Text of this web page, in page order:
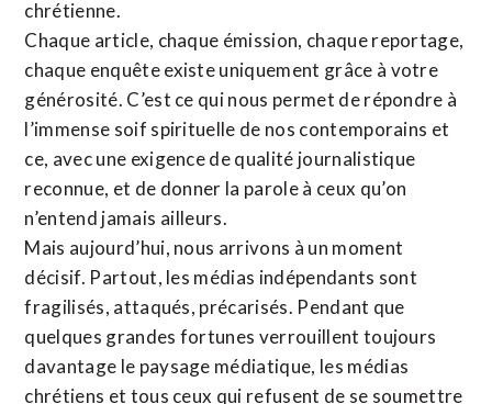
chrétienne.
Chaque article, chaque émission, chaque reportage,
chaque enquête existe uniquement grâce à votre
générosité. C’est ce qui nous permet de répondre à
l’immense soif spirituelle de nos contemporains et
ce, avec une exigence de qualité journalistique
reconnue, et de donner la parole à ceux qu’on
n’entend jamais ailleurs.
Mais aujourd’hui, nous arrivons à un moment
décisif. Partout, les médias indépendants sont
fragilisés, attaqués, précarisés. Pendant que
quelques grandes fortunes verrouillent toujours
davantage le paysage médiatique, les médias
chrétiens et tous ceux qui refusent de se soumettre